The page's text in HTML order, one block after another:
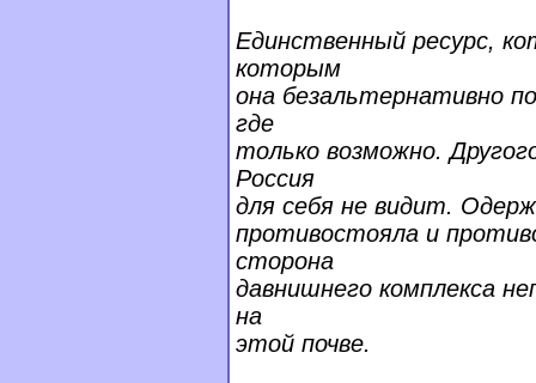
Единственный ресурс,
которым
она безальтернативно
где
только возможно.
Россия
для себя не видит.
противостояла и
сторона
давнишнего комплекса
на
этой почве.